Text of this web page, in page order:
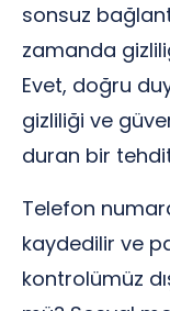
sonsuz
zamanda
Evet, doğru
gizliliği ve
duran bir
Telefon
kaydedilir ve
kontrolümüz